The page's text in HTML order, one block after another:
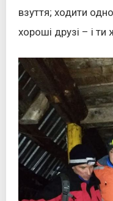
взуття; ходити
хороші друзі – і ти